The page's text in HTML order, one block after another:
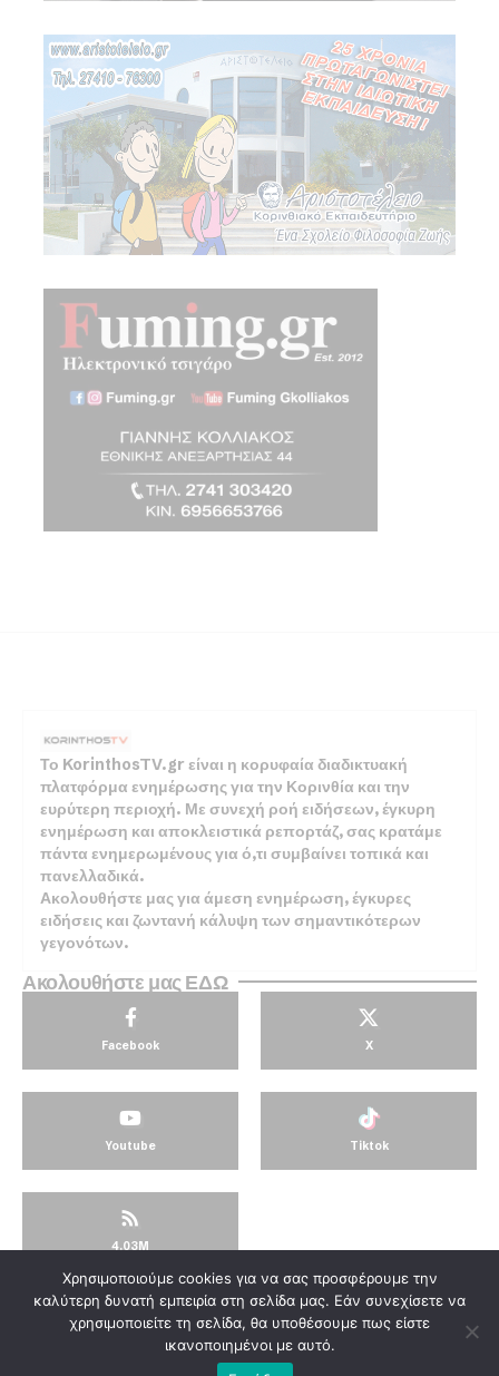
Το KorinthosTV.gr είναι η κορυφαία διαδικτυακή
πλατφόρμα ενημέρωσης για την Κορινθία και την
ευρύτερη περιοχή. Με συνεχή ροή ειδήσεων, έγκυρη
ενημέρωση και αποκλειστικά ρεπορτάζ, σας κρατάμε
πάντα ενημερωμένους για ό,τι συμβαίνει τοπικά και
πανελλαδικά.
Ακολουθήστε μας για άμεση ενημέρωση, έγκυρες
ειδήσεις και ζωντανή κάλυψη των σημαντικότερων
γεγονότων.
Ακολουθήστε μας ΕΔΩ
Facebook X
Youtube Tiktok
4.03M
© KorinthosTV @2025
Χρησιμοποιούμε cookies για να σας προσφέρουμε την
καλύτερη δυνατή εμπειρία στη σελίδα μας. Εάν συνεχίσετε να
χρησιμοποιείτε τη σελίδα, θα υποθέσουμε πως είστε
ικανοποιημένοι με αυτό.